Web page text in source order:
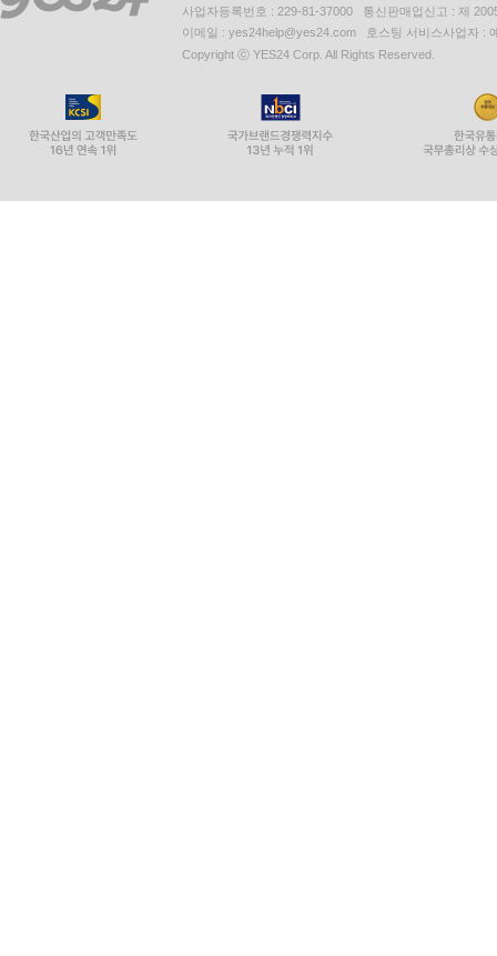
사업자등록번호 : 229-81-37000 통신판매업신고 : 제
이메일 : yes24help@yes24.com 호스팅 서비스사업자 :
Copyright ⓒ YES24 Corp. All Rights Reserved.